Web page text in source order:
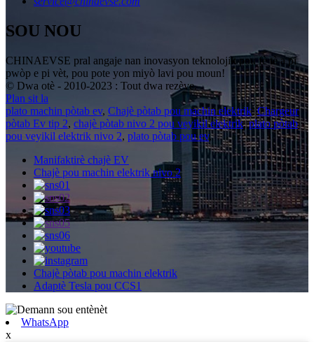
SOU NOU
CHINAEVSE pral angaje nan inovasyon teknolojik pou fè tè a pi
pwòp e pi vèt, pou pote yon miyò lavi pou moun!
© Dwa otè - 2010-2023 : Tout dwa rezève.
Plan sit la
plato machin pòtab ev, Chajè pòtab pou machin elektrik,Chargeur
pòtab Ev tip 2, chajè pòtab nivo 2 pou veyikil elektrik,plato pòtab
pou veyikil elektrik nivo 2, plato pòtab pou ev,
Manifaktirè chajè EV
Chajè pou machin elektrik nivo 2
Chajè pòtab pou machin elektrik
Adaptè Tesla pou CCS1
WhatsApp
x